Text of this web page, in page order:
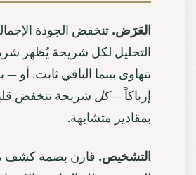
العَرَض. تنخفض الجودة
التحليل لكل شريحة يُظهر
تتهاوى بينما الباقي ثابت. أو
إرباكاً —كل شريحة تنخفض
بمقادير متشابهة.
التشخيص. قارن بصمة كشف